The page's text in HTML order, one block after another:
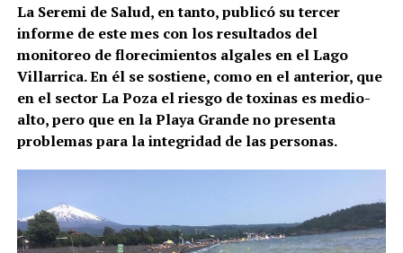
La Seremi de Salud, en tanto, publicó su tercer
informe de este mes con los resultados del
monitoreo de florecimientos algales en el Lago
Villarrica. En él se sostiene, como en el anterior, que
en el sector La Poza el riesgo de toxinas es medio-
alto, pero que en la Playa Grande no presenta
problemas para la integridad de las personas.